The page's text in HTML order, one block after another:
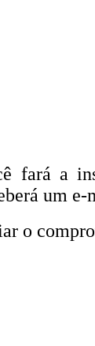
fará a
um
o